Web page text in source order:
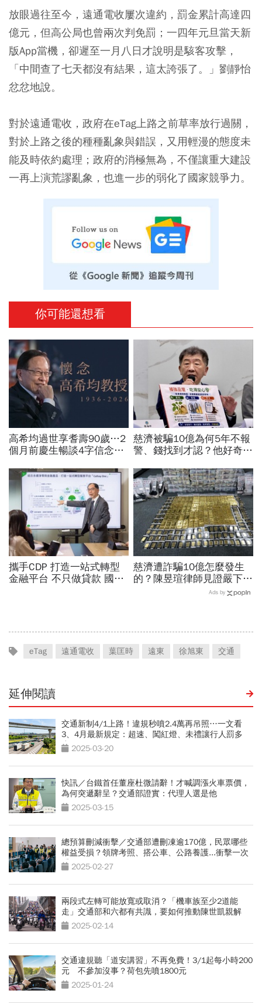
放眼過往至今，遠通電收屢次違約，罰金累計高達四
億元，但高公局也曾兩次判免罰；一四年元旦當天新
版App當機，卻遲至一月八日才說明是駭客攻擊，
「中間查了七天都沒有結果，這太誇張了。」劉靜怡
忿忿地說。
對於遠通電收，政府在eTag上路之前草率放行過關，
對於上路之後的種種亂象與錯誤，又用輕漫的態度未
能及時依約處理；政府的消極無為，不僅讓重大建設
一再上演荒謬亂象，也進一步的弱化了國家競爭力。
你可能還想看
高希均過世享耆壽90歲…2
個月前慶生暢談4字信念，
福、一切靠自己爭氣
慈濟被騙10億為何5年不報
警、錢找到才認？他好奇：
「擋疫苗」黑鍋只求1件事
攜手CDP 打造一站式轉型
金融平台 不只做貸款 國泰
慈濟遭詐騙10億怎麼發生
的？陳昱瑄律師見證嚴下跪
博信任！豪宅藏158公斤黃
Ads by
eTag 遠通電收 葉匡時 遠東 徐旭東 交通
延伸閱讀
交通新制4/1上路！違規秒噴2.4萬再吊照…一文看
3、4月最新規定：超速、闖紅燈、未禮讓行人罰多
少？2025-03-20
快訊／台鐵首任董座杜微請辭！才喊調漲火車票價，
為何突遞辭呈？交通部證實：代理人選是他
2025-03-15
總預算刪減衝擊／交通部遭刪凍逾170億，民眾哪些
權益受損？領牌考照、搭公車、公路養護...衝擊一次
看 2025-02-27
兩段式左轉可能放寬或取消？「機車族至少2道能
走」交通部和六都有共識，要如何推動陳世凱親解
2025-02-14
交通違規聽「道安講習」不再免費！3/1起每小時200
元 不參加沒事？荷包先噴1800元
2025-01-24